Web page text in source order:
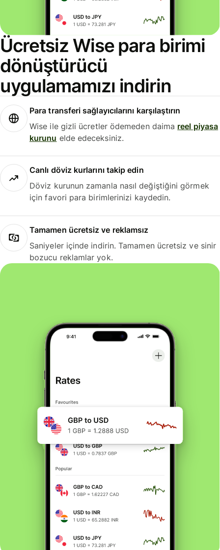
Ücretsiz Wise para birimi
dönüştürücü
uygulamamızı indirin
Para transferi sağlayıcılarını karşılaştırın
Wise ile gizli ücretler ödemeden daima reel piyasa
kurunu elde edeceksiniz.
Canlı döviz kurlarını takip edin
Döviz kurunun zamanla nasıl değiştiğini görmek
için favori para birimlerinizi kaydedin.
Tamamen ücretsiz ve reklamsız
Saniyeler içinde indirin. Tamamen ücretsiz ve sinir
bozucu reklamlar yok.